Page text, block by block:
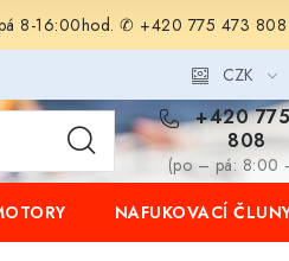
pá 8-16:00hod. ✆ +420 775 473 808
CZK
+420
808
(po – pá: 8:00
NAFUKOVACÍ